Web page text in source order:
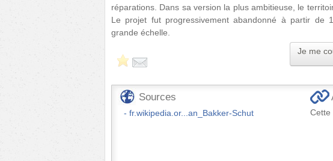
réparations. Dans sa version la plus ambitieuse, le
Le projet fut progressivement abandonné à partir de
grande échelle.
Je me
Sources
fr.wikipedia.or...an_Bakker-Schut Cette